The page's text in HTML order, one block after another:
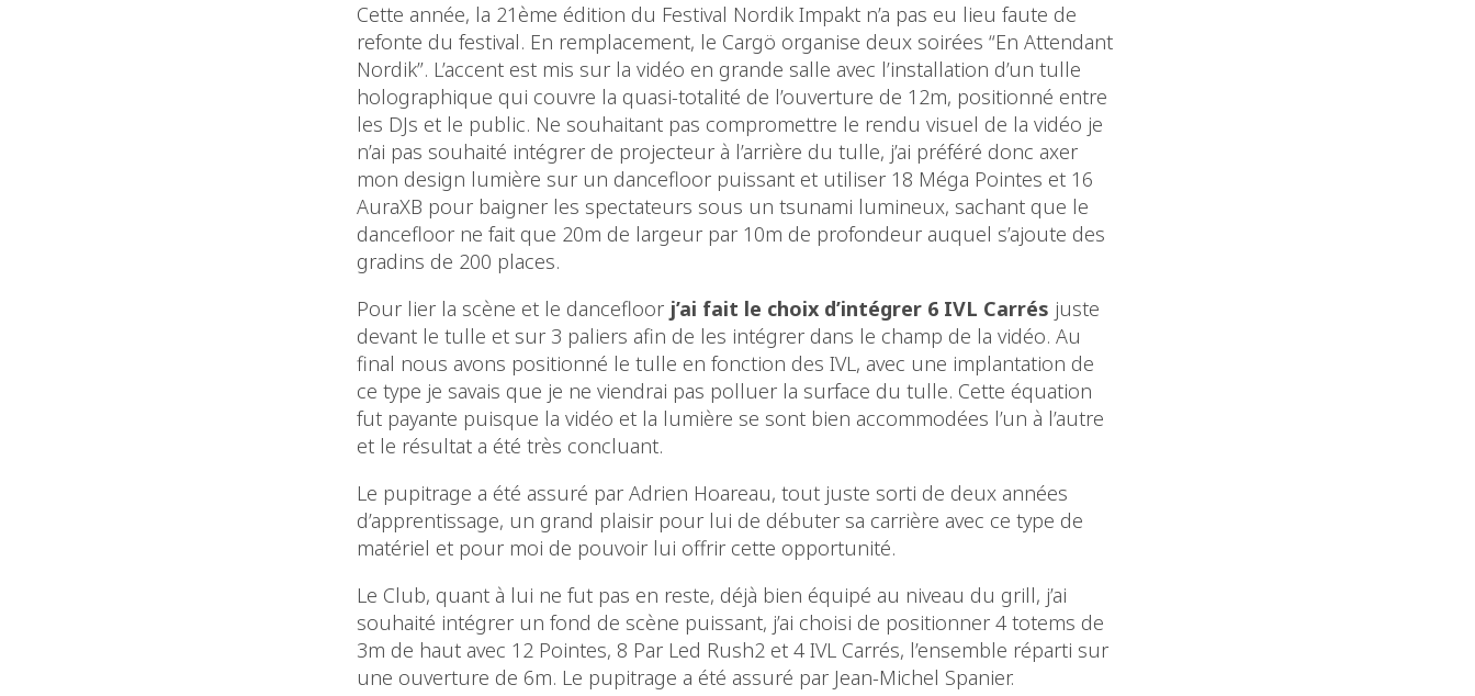
Cette année, la 21ème édition du Festival Nordik Impakt n’a pas eu lieu faute de
refonte du festival. En remplacement, le Cargö organise deux soirées “En Attendant
Nordik”. L’accent est mis sur la vidéo en grande salle avec l’installation d’un tulle
holographique qui couvre la quasi-totalité de l’ouverture de 12m, positionné entre
les DJs et le public. Ne souhaitant pas compromettre le rendu visuel de la vidéo je
n’ai pas souhaité intégrer de projecteur à l’arrière du tulle, j’ai préféré donc axer
mon design lumière sur un dancefloor puissant et utiliser 18 Méga Pointes et 16
AuraXB pour baigner les spectateurs sous un tsunami lumineux, sachant que le
dancefloor ne fait que 20m de largeur par 10m de profondeur auquel s’ajoute des
gradins de 200 places.
Pour lier la scène et le dancefloor j’ai fait le choix d’intégrer 6 IVL Carrés juste
devant le tulle et sur 3 paliers afin de les intégrer dans le champ de la vidéo. Au
final nous avons positionné le tulle en fonction des IVL, avec une implantation de
ce type je savais que je ne viendrai pas polluer la surface du tulle. Cette équation
fut payante puisque la vidéo et la lumière se sont bien accommodées l’un à l’autre
et le résultat a été très concluant.
Le pupitrage a été assuré par Adrien Hoareau, tout juste sorti de deux années
d’apprentissage, un grand plaisir pour lui de débuter sa carrière avec ce type de
matériel et pour moi de pouvoir lui offrir cette opportunité.
Le Club, quant à lui ne fut pas en reste, déjà bien équipé au niveau du grill, j’ai
souhaité intégrer un fond de scène puissant, j’ai choisi de positionner 4 totems de
3m de haut avec 12 Pointes, 8 Par Led Rush2 et 4 IVL Carrés, l’ensemble réparti sur
une ouverture de 6m. Le pupitrage a été assuré par Jean-Michel Spanier.